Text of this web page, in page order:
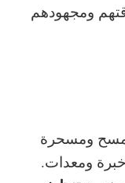
ومجهودهم
ومسحرة
ومعدات.